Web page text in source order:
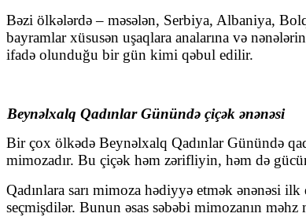
Bəzi ölkələrdə – məsələn, Serbiya, Albaniya,
bayramlar xüsusən uşaqlara analarına və
ifadə olunduğu bir gün kimi qəbul edilir.
Beynəlxalq Qadınlar Günündə çiçək ənənəsi
Bir çox ölkədə Beynəlxalq Qadınlar Günündə
mimozadır. Bu çiçək həm zərifliyin, həm də
Qadınlara sarı mimoza hədiyyə etmək ənənəsi
seçmişdilər. Bunun əsas səbəbi mimozanın